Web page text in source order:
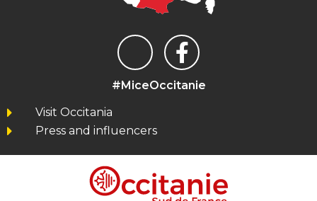
#MiceOccitanie
Visit Occitania
Press and influencers